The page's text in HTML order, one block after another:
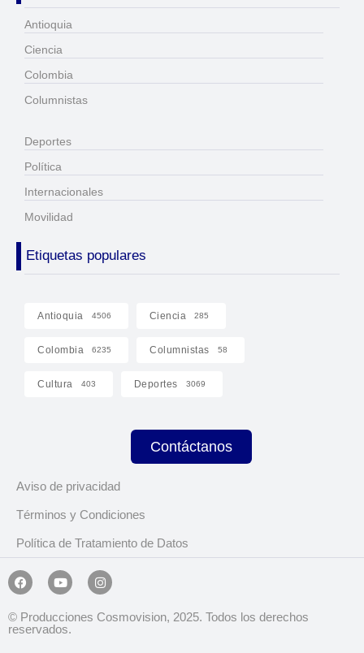
Antioquia
Ciencia
Colombia
Columnistas
Deportes
Política
Internacionales
Movilidad
Etiquetas populares
Antioquia 4506 Ciencia 285
Colombia 6235 Columnistas 58
Cultura 403 Deportes 3069
Contáctanos
Aviso de privacidad
Términos y Condiciones
Política de Tratamiento de Datos
© Producciones Cosmovision, 2025. Todos los derechos
reservados.